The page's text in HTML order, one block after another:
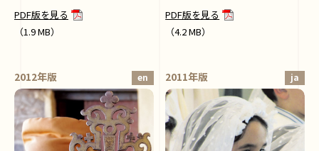
PDF版を見る
（1.9 MB）
PDF版を見る
（4.2 MB）
2012年版 en 2011年版 ja